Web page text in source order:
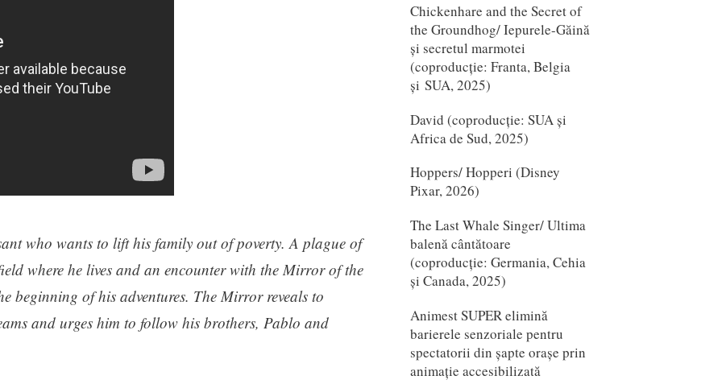
who wants to lift his family out of poverty. A plague of
where he lives and an encounter with the Mirror of the
beginning of his adventures. The Mirror reveals to
and urges him to follow his brothers, Pablo and
Chickenhare and the Secret of
the Groundhog/ Iepurele-Găină
și secretul marmotei
(coproducție: Franta, Belgia
și SUA, 2025)
David (coproducție: SUA și
Africa de Sud, 2025)
Hoppers/ Hopperi (Disney
Pixar, 2026)
The Last Whale Singer/ Ultima
balenă cântătoare
(coproducție: Germania, Cehia
și Canada, 2025)
Animest SUPER elimină
barierele senzoriale pentru
spectatorii din șapte orașe prin
animație accesibilizată